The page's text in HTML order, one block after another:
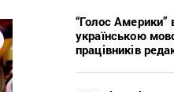
“Голос
українською
працівників